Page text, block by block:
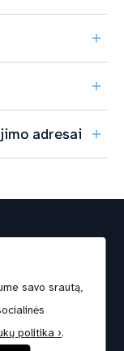
adresai
Jakšto g. 4,
savo srautą,
politika ›.